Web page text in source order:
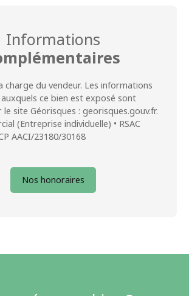
Informations
charge du vendeur. Les informations
ce bien est exposé sont
site Géorisques : georisques.gouv.fr.
(Entreprise individuelle) • RSAC
AACI/23180/30168
Nos honoraires